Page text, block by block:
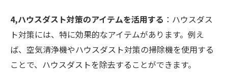
4,ハウスダスト対策のアイテムを活用する ：ハウスダス
ト対策には、特に効果的なアイテムがあります。例え
ば、空気清浄機やハウスダスト対策の掃除機を使用する
ことで、ハウスダストを除去することができます。